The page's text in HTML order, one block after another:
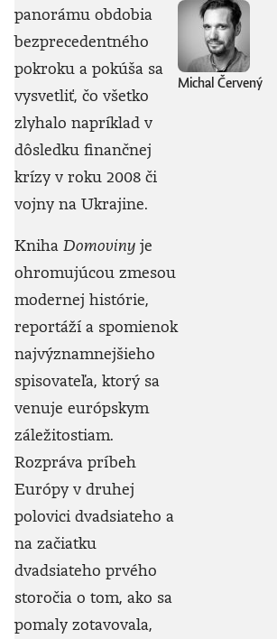
panorámu obdobia
bezprecedentného
pokroku a pokúša sa
vysvetliť, čo všetko
zlyhalo napríklad v
dôsledku finančnej
krízy v roku 2008 či
vojny na Ukrajine.
Kniha Domoviny je
ohromujúcou zmesou
modernej histórie,
reportáží a spomienok
najvýznamnejšieho
spisovateľa, ktorý sa
venuje európskym
záležitostiam.
Rozpráva príbeh
Európy v druhej
polovici dvadsiateho a
na začiatku
dvadsiateho prvého
storočia o tom, ako sa
pomaly zotavovala,
Michal Červený